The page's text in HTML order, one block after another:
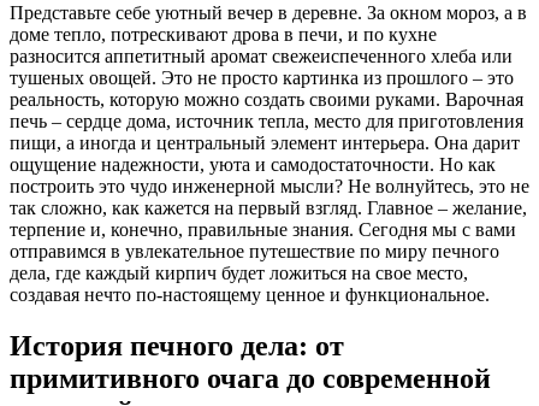
Представьте себе уютный вечер в деревне. За окном мороз, а в
доме тепло, потрескивают дрова в печи, и по кухне
разносится аппетитный аромат свежеиспеченного хлеба или
тушеных овощей. Это не просто картинка из прошлого – это
реальность, которую можно создать своими руками. Варочная
печь – сердце дома, источник тепла, место для приготовления
пищи, а иногда и центральный элемент интерьера. Она дарит
ощущение надежности, уюта и самодостаточности. Но как
построить это чудо инженерной мысли? Не волнуйтесь, это не
так сложно, как кажется на первый взгляд. Главное – желание,
терпение и, конечно, правильные знания. Сегодня мы с вами
отправимся в увлекательное путешествие по миру печного
дела, где каждый кирпич будет ложиться на свое место,
создавая нечто по-настоящему ценное и функциональное.
История печного дела: от
примитивного очага до современной